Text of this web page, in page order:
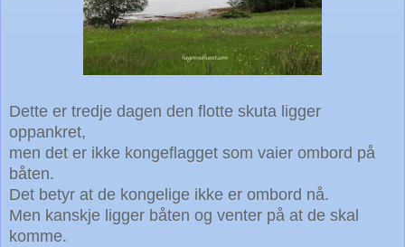
Dette er tredje dagen den flotte skuta ligger
oppankret,
men det er ikke kongeflagget som vaier ombord på
båten.
Det betyr at de kongelige ikke er ombord nå.
Men kanskje ligger båten og venter på at de skal
komme.